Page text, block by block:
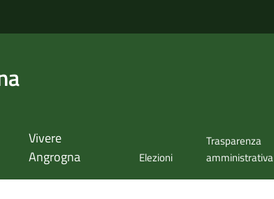
Vivere
Angrogna
Elezioni
Trasparenza
amministrativa